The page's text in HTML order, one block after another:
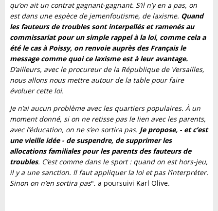
qu’on ait un contrat gagnant-gagnant. S’il n’y en a pas, on
est dans une espèce de jemenfoutisme, de laxisme. Quand
les fauteurs de troubles sont interpellés et ramenés au
commissariat pour un simple rappel à la loi, comme cela a
été le cas à Poissy, on renvoie auprès des Français le
message comme quoi ce laxisme est à leur avantage.
D’ailleurs, avec le procureur de la République de Versailles,
nous allons nous mettre autour de la table pour faire
évoluer cette loi.
Je n’ai aucun problème avec les quartiers populaires. À un
moment donné, si on ne retisse pas le lien avec les parents,
avec l’éducation, on ne s’en sortira pas. Je propose, - et c’est
une vieille idée - de suspendre, de supprimer les
allocations familiales pour les parents des fauteurs de
troubles. C’est comme dans le sport : quand on est hors-jeu,
il y a une sanction. Il faut appliquer la loi et pas l’interpréter.
Sinon on n’en sortira pas", a poursuivi Karl Olive.